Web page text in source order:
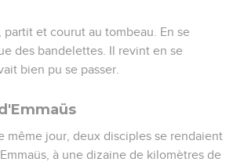
partit et courut au tombeau. En se
des bandelettes. Il revint en se
bien pu se passer.
même jour, deux disciples se rendaient
à une dizaine de kilomètres de